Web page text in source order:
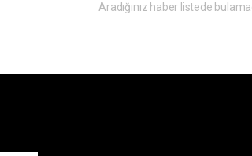
Aradığınız haber listede